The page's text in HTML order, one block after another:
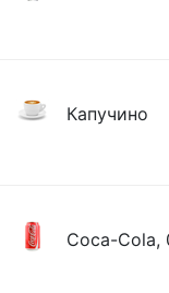
Капучино
Coca-Cola,